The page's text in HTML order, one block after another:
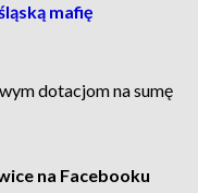
mafię
dotacjom na sumę
na Facebooku